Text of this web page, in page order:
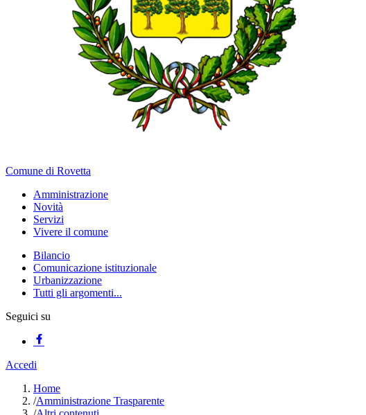
Comune di Rovetta
Amministrazione
Novità
Servizi
Vivere il comune
Bilancio
Comunicazione istituzionale
Urbanizzazione
Tutti gli argomenti...
Seguici su
Accedi
Home
/Amministrazione Trasparente